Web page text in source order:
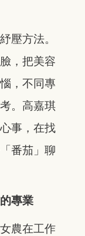
壓方法。
，把美容
，不同專
。高嘉琪
事，在找
番茄」聊
專業
農在工作